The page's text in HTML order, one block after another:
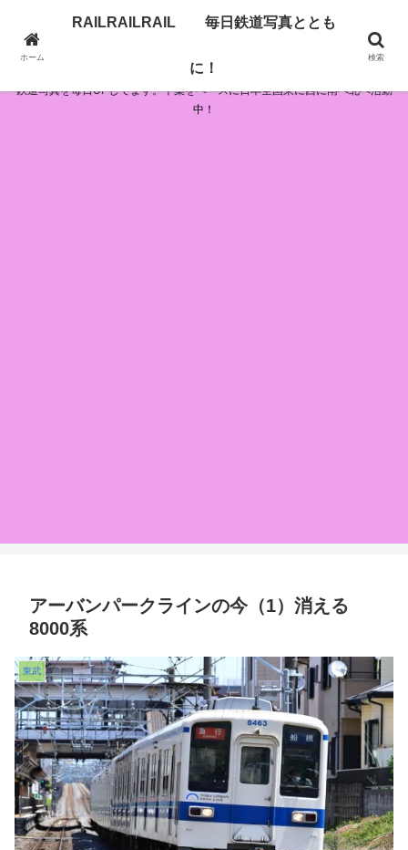
RAILRAILRAIL 毎日鉄道写真とともに！
鉄道写真を毎日UPしてます。千葉をベースに日本全国東に西に南へ北へ活動
中！
アーバンパークラインの今（1）消える
8000系
東武
ホーム
RAILRAILRAIL 毎日鉄道写真ととも
に！
検索